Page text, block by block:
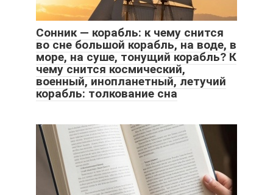
Сонник — корабль: к чему снится
во сне большой корабль, на воде, в
море, на суше, тонущий корабль? К
чему снится космический,
военный, инопланетный, летучий
корабль: толкование сна